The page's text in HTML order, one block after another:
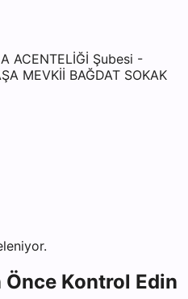
ACENTELİĞİ Şubesi -
MEVKİİ BAĞDAT SOKAK
Kontrol Edin